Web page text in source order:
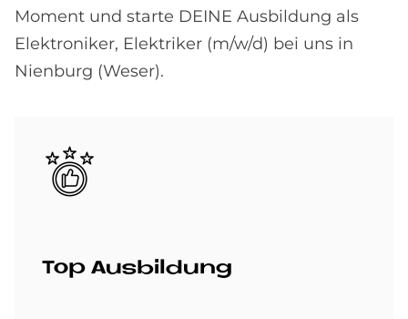
Moment und starte DEINE Ausbildung als
Elektroniker, Elektriker (m/w/d) bei uns in
Nienburg (Weser).
Bild
Top Aus­bil­dung